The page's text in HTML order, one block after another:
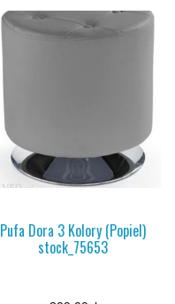
Pufa Dora 3 Kolory (Popiel)
stock_75653